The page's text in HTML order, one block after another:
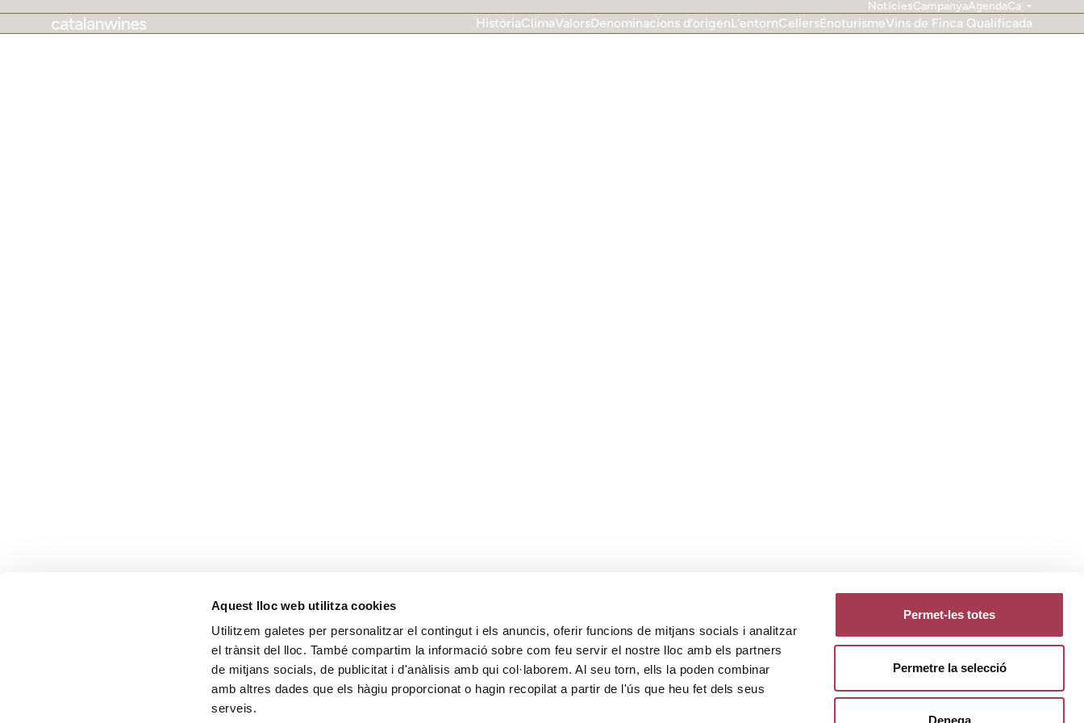
Aquest lloc web utilitza cookies
Utilitzem galetes per personalitzar el contingut i els anuncis, oferir funcions de mitjans socials i analitzar
el trànsit del lloc. També compartim la informació sobre com feu servir el nostre lloc amb els partners
de mitjans socials, de publicitat i d'anàlisis amb qui col·laborem. Al seu torn, ells la poden combinar
amb altres dades que els hàgiu proporcionat o hagin recopilat a partir de l'ús que heu fet dels seus
serveis.
Permet-les totes
Permetre la selecció
Denega
NotíciesCampanyaAgendaCa
HistòriaClimaValorsDenominacions d’origenL’entornCellersEnoturismeVins de Finca Qualificada